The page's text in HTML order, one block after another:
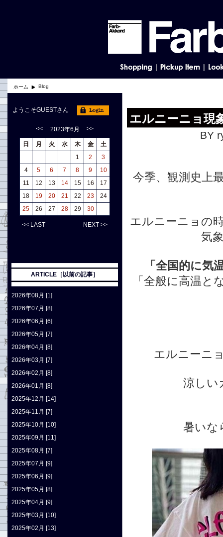
ホーム Blog
エルニーニョ現
BY
今季、観測史上
エルニーニョの
気
「全国的に気
「全般に高温と
エルニーニ
涼しい
暑いな
ようこそGUESTさん
<< 2023年6月 >>
日 月 火 水 木 金
土
1
2
3
4
5 6 7 8 9
10
11
12 13 14 15 16
17
18
19 20 21 22 23
24
25
26 27 28 29 30
<< LAST NEXT >>
ARTICLE［以前の記事］
2026年08月 [1]
2026年07月 [8]
2026年06月 [6]
2026年05月 [7]
2026年04月 [8]
2026年03月 [7]
2026年02月 [8]
2026年01月 [8]
2025年12月 [14]
2025年11月 [7]
2025年10月 [10]
2025年09月 [11]
2025年08月 [7]
2025年07月 [9]
2025年06月 [9]
2025年05月 [8]
2025年04月 [9]
2025年03月 [10]
2025年02月 [13]